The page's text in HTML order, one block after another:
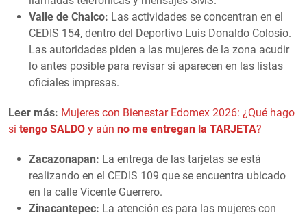
Valle de Chalco: Las actividades se concentran en el
CEDIS 154, dentro del Deportivo Luis Donaldo Colosio.
Las autoridades piden a las mujeres de la zona acudir
lo antes posible para revisar si aparecen en las listas
oficiales impresas.
Leer más: Mujeres con Bienestar Edomex 2026: ¿Qué hago
si tengo SALDO y aún no me entregan la TARJETA?
Zacazonapan: La entrega de las tarjetas se está
realizando en el CEDIS 109 que se encuentra ubicado
en la calle Vicente Guerrero.
Zinacantepec: La atención es para las mujeres con